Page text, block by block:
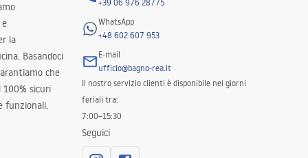
la
Basandoci
che
sicuri
funzionali.
+39 06 976 28775
WhatsApp
+48 602 607 953
E-mail
ufficio@bagno-rea.it
Il nostro servizio clienti è disponibile nei giorni
feriali tra:
7:00–15:30
Seguici